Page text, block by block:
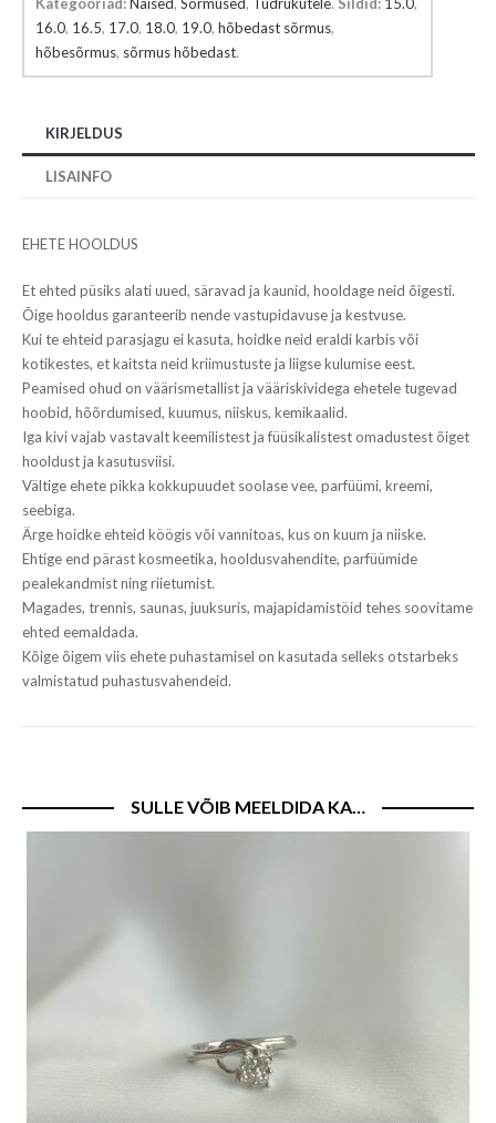
16.0, 16.5, 17.0, 18.0, 19.0, hõbedast sõrmus,
hõbesõrmus, sõrmus hõbedast.
KIRJELDUS
LISAINFO
EHETE HOOLDUS
Et ehted püsiks alati uued, säravad ja kaunid, hooldage neid õigesti.
Õige hooldus garanteerib nende vastupidavuse ja kestvuse.
Kui te ehteid parasjagu ei kasuta, hoidke neid eraldi karbis või
kotikestes, et kaitsta neid kriimustuste ja liigse kulumise eest.
Peamised ohud on väärismetallist ja vääriskividega ehetele tugevad
hoobid, hõõrdumised, kuumus, niiskus, kemikaalid.
Iga kivi vajab vastavalt keemilistest ja füüsikalistest omadustest õiget
hooldust ja kasutusviisi.
Vältige ehete pikka kokkupuudet soolase vee, parfüümi, kreemi,
seebiga.
Ärge hoidke ehteid köögis või vannitoas, kus on kuum ja niiske.
Ehtige end pärast kosmeetika, hooldusvahendite, parfüümide
pealekandmist ning riietumist.
Magades, trennis, saunas, juuksuris, majapidamistöid tehes soovitame
ehted eemaldada.
Kõige õigem viis ehete puhastamisel on kasutada selleks otstarbeks
valmistatud puhastusvahendeid.
SULLE VÕIB MEELDIDA KA…